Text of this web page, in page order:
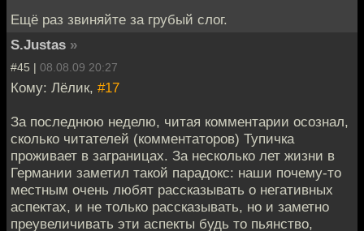
Ещё раз звиняйте за грубый слог.
S.Justas »
#45 | 08.08.09 20:27
Кому: Лёлик, #17
За последнюю неделю, читая комментарии осознал,
сколько читателей (комментаторов) Тупичка
проживает в заграницах. За несколько лет жизни в
Германии заметил такой парадокс: наши почему-то
местным очень любят рассказывать о негативных
аспектах, и не только рассказывать, но и заметно
преувеличивать эти аспекты будь то пьянство,